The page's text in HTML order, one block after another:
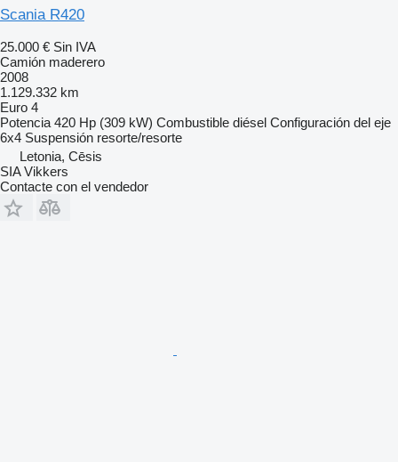
Scania R420
25.000 € Sin IVA
Camión maderero
2008
1.129.332 km
Euro 4
Potencia 420 Hp (309 kW) Combustible diésel Configuración del eje
6x4 Suspensión resorte/resorte
Letonia, Cēsis
SIA Vikkers
Contacte con el vendedor